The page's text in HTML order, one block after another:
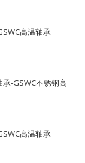
高温轴承
承-GSWC不锈钢高
高温轴承